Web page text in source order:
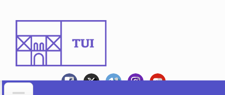
VOSTEDE ESTÁ AQUÍ